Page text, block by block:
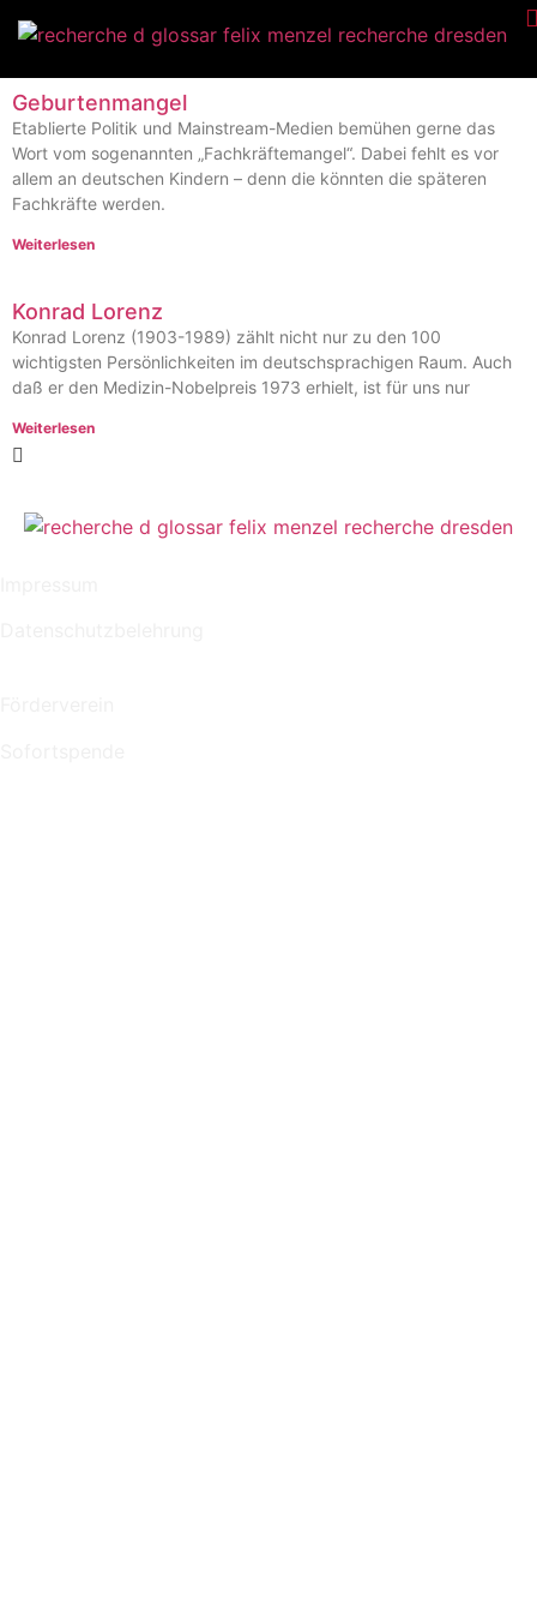
Geburtenmangel
Etablierte Politik und Mainstream-Medien bemühen gerne das
Wort vom sogenannten „Fachkräftemangel“. Dabei fehlt es vor
allem an deutschen Kindern – denn die könnten die späteren
Fachkräfte werden.
Weiterlesen
Konrad Lorenz
Konrad Lorenz (1903-1989) zählt nicht nur zu den 100
wichtigsten Persönlichkeiten im deutschsprachigen Raum. Auch
daß er den Medizin-Nobelpreis 1973 erhielt, ist für uns nur
Weiterlesen